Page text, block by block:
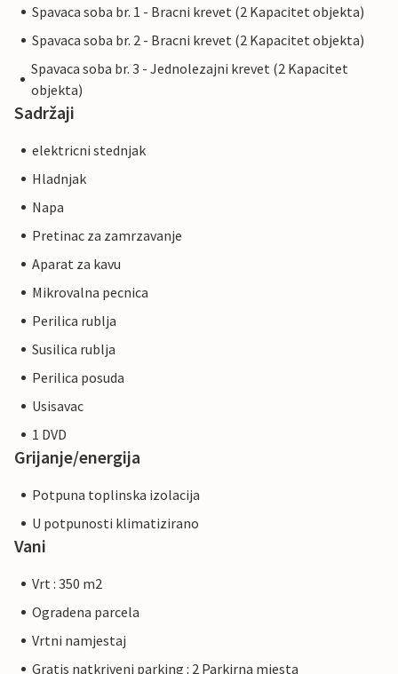
Spavaca soba br. 1 - Bracni krevet (2 Kapacitet objekta)
Spavaca soba br. 2 - Bracni krevet (2 Kapacitet objekta)
Spavaca soba br. 3 - Jednolezajni krevet (2 Kapacitet
objekta)
Sadržaji
elektricni stednjak
Hladnjak
Napa
Pretinac za zamrzavanje
Aparat za kavu
Mikrovalna pecnica
Perilica rublja
Susilica rublja
Perilica posuda
Usisavac
1 DVD
Grijanje/energija
Potpuna toplinska izolacija
U potpunosti klimatizirano
Vani
Vrt : 350 m2
Ogradena parcela
Vrtni namjestaj
Gratis natkriveni parking : 2 Parkirna mjesta